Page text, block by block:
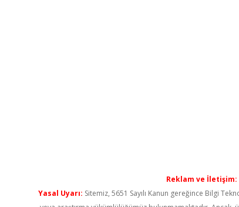
Reklam ve İletişim:
Yasal Uyarı: Sitemiz, 5651 Sayılı Kanun gereğince Bilgi